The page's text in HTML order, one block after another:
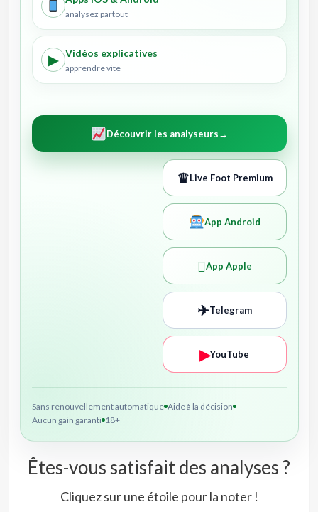
analysez partout
▶ Vidéos explicatives
apprendre vite
Découvrir les analyseurs→
♛Live Foot Premium
App Android
App Apple
✈Telegram
▶YouTube
Sans renouvellement automatique Aide à la décision
Aucun gain garanti 18+
Êtes-vous satisfait des analyses ?
Cliquez sur une étoile pour la noter !